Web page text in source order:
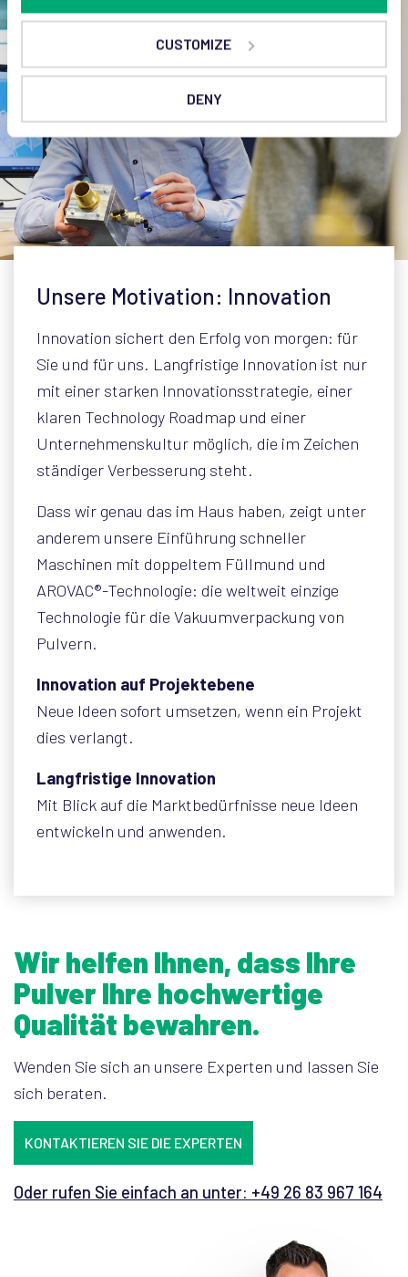
CUSTOMIZE
DENY
Unsere Motivation: Innovation
Innovation sichert den Erfolg von morgen: für
Sie und für uns. Langfristige Innovation ist nur
mit einer starken Innovationsstrategie, einer
klaren Technology Roadmap und einer
Unternehmenskultur möglich, die im Zeichen
ständiger Verbesserung steht.
Dass wir genau das im Haus haben, zeigt unter
anderem unsere Einführung schneller
Maschinen mit doppeltem Füllmund und
AROVAC®-Technologie: die weltweit einzige
Technologie für die Vakuumverpackung von
Pulvern.
Innovation auf Projektebene
Neue Ideen sofort umsetzen, wenn ein Projekt
dies verlangt.
Langfristige Innovation
Mit Blick auf die Marktbedürfnisse neue Ideen
entwickeln und anwenden.
Wir helfen Ihnen, dass Ihre
Pulver Ihre hochwertige
Qualität bewahren.
Wenden Sie sich an unsere Experten und lassen Sie
sich beraten.
KONTAKTIEREN SIE DIE EXPERTEN
Oder rufen Sie einfach an unter: +49 26 83 967 164